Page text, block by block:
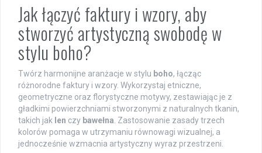
Jak łączyć faktury i wzory, aby
stworzyć artystyczną swobodę w
stylu boho?
Twórz harmonijne aranżacje w stylu boho, łącząc
różnorodne faktury i wzory. Wykorzystaj etniczne,
geometryczne oraz florystyczne motywy, zestawiając je z
gładkimi powierzchniami stworzonymi z naturalnych tkanin,
takich jak len czy bawełna. Zastosowanie zasady trzech
kolorów pomaga w utrzymaniu równowagi wizualnej, a
jednocześnie wzmacnia artystyczny wyraz przestrzeni.